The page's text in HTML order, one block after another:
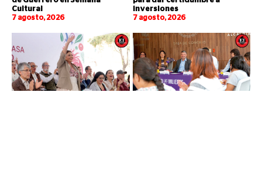
Cultural
7 agosto, 2026
inversiones
7 agosto, 2026